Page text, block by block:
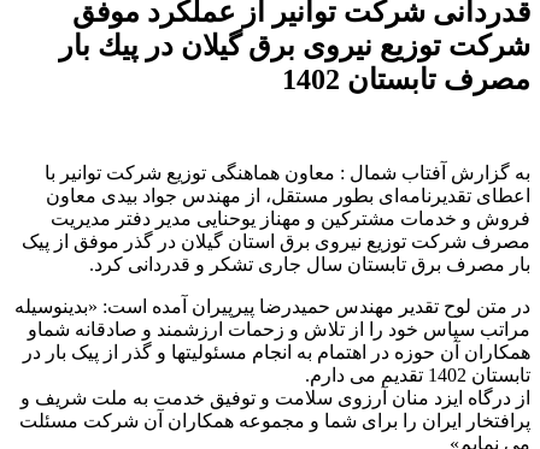
قدردانی شركت توانیر از عملكرد موفق
شركت توزیع نیروی برق گیلان در پیك بار
مصرف تابستان 1402
به گزارش آفتاب شمال : معاون هماهنگی توزیع شرکت توانیر با
اعطای تقدیرنامه‌ای بطور مستقل، از مهندس جواد بیدی معاون
فروش و خدمات مشترکین و مهناز یوحنایی مدیر دفتر مدیریت
مصرف شرکت توزیع نیروی برق استان گیلان در گذر موفق از پیک
بار مصرف برق تابستان سال جاری تشکر و قدردانی کرد.
در متن لوح تقدیر مهندس حمیدرضا پیرپیران آمده است: «بدینوسیله
مراتب سپاس خود را از تلاش و زحمات ارزشمند و صادقانه شماو
همکاران آن حوزه در اهتمام به انجام مسئولیتها و گذر از پیک بار در
تابستان 1402 تقدیم می دارم.
از درگاه ایزد منان آرزوی سلامت و توفیق خدمت به ملت شریف و
پرافتخار ایران را برای شما و مجموعه همکاران آن شرکت مسئلت
می نمایم»